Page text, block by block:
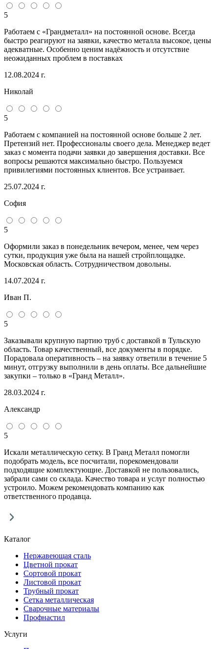
5
Работаем с «Грандметалл» на постоянной основе. Всегда
быстро реагируют на заявки, качество металла высокое, цены
адекватные. Особенно ценим надёжность и отсутствие
неожиданных проблем в поставках
12.08.2024 г.
Николай
5
Работаем с компанией на постоянной основе больше 2 лет.
Претензий нет. Профессионалы своего дела. Менеджер ведет
заказ с момента подачи заявки до завершения доставки. Все
вопросы решаются максимально быстро. Пользуемся
привилегиями постоянных клиентов. Все устраивает.
25.07.2024 г.
София
5
Оформили заказ в понедельник вечером, менее, чем через
сутки, продукция уже была на нашей стройплощадке.
Московская область. Сотрудничеством довольны.
14.07.2024 г.
Иван П.
5
Заказывали крупную партию труб с доставкой в Тульскую
область. Товар качественный, все документы в порядке.
Порадовала оперативность – на заявку ответили в течение 5
минут, отгрузку выполнили в день оплаты. Все дальнейшие
закупки – только в «Гранд Металл».
28.03.2024 г.
Александр
5
Искали металлическую сетку. В Гранд Металл помогли
подобрать модель, все посчитали, порекомендовали
подходящие комплектующие. Доставкой не пользовались,
забрали сами со склада. Качество товара и услуг полностью
устроило. Можем рекомендовать компанию как
ответственного продавца.
Каталог
Нержавеющая сталь
Цветной прокат
Сортовой прокат
Листовой прокат
Трубный прокат
Сетка металлическая
Сварочные материалы
Профнастил
Услуги